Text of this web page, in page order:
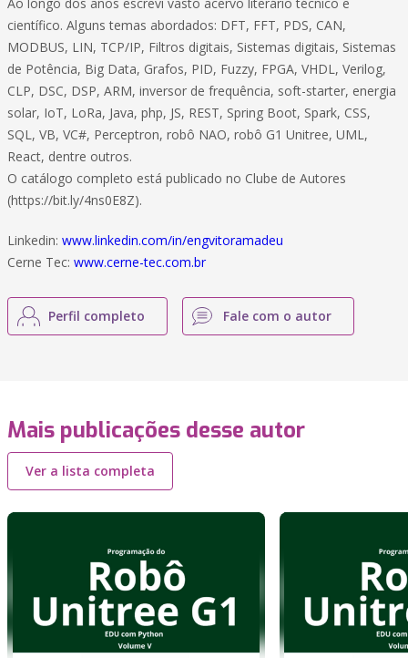
científico. Alguns temas abordados: DFT, FFT, PDS, CAN,
MODBUS, LIN, TCP/IP, Filtros digitais, Sistemas digitais, Sistemas
de Potência, Big Data, Grafos, PID, Fuzzy, FPGA, VHDL, Verilog,
CLP, DSC, DSP, ARM, inversor de frequência, soft-starter, energia
solar, IoT, LoRa, Java, php, JS, REST, Spring Boot, Spark, CSS,
SQL, VB, VC#, Perceptron, robô NAO, robô G1 Unitree, UML,
React, dentre outros.
O catálogo completo está publicado no Clube de Autores
(https://bit.ly/4ns0E8Z).
Linkedin: www.linkedin.com/in/engvitoramadeu
Cerne Tec: www.cerne-tec.com.br
Perfil completo Fale com o autor
Mais publicações desse autor
Ver a lista completa